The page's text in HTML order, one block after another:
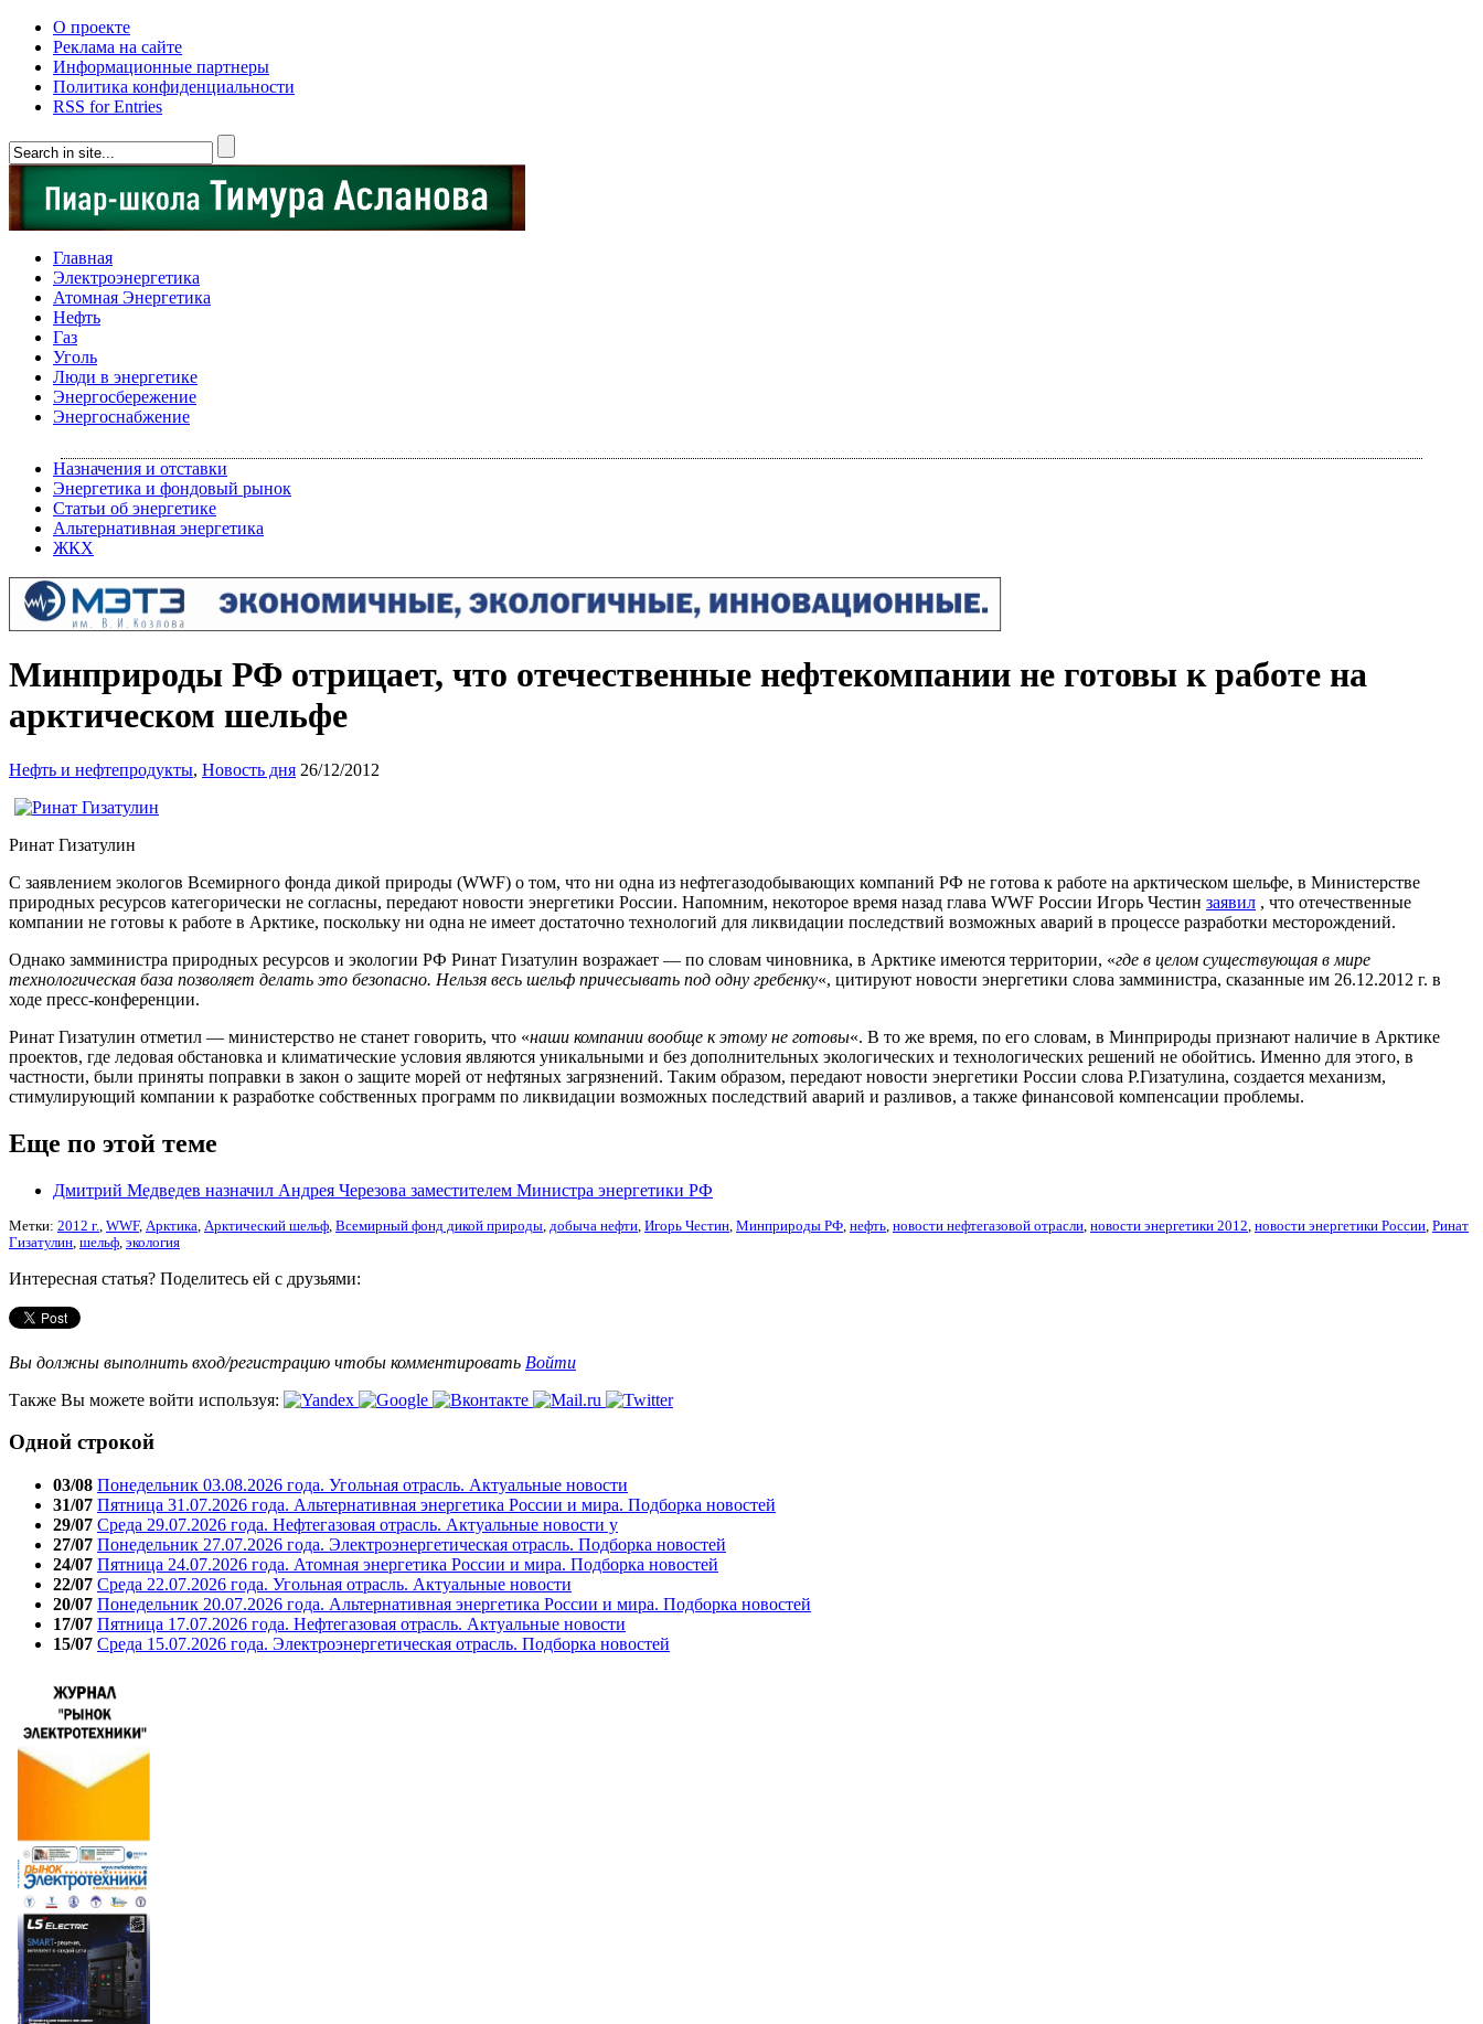
О проекте
Реклама на сайте
Информационные партнеры
Политика конфиденциальности
RSS for Entries
Главная
Электроэнергетика
Атомная Энергетика
Нефть
Газ
Уголь
Люди в энергетике
Энергосбережение
Энергоснабжение
Назначения и отставки
Энергетика и фондовый рынок
Статьи об энергетике
Альтернативная энергетика
ЖКХ
Минприроды РФ отрицает, что отечественные нефтекомпании не готовы к работе на
арктическом шельфе
Нефть и нефтепродукты, Новость дня 26/12/2012
Ринат Гизатулин
С заявлением экологов Всемирного фонда дикой природы (WWF) о том, что ни одна из нефтегазодобывающих компаний РФ не готова к работе на арктическом шельфе, в Министерстве
природных ресурсов категорически не согласны, передают новости энергетики России. Напомним, некоторое время назад глава WWF России Игорь Честин заявил , что отечественные
компании не готовы к работе в Арктике, поскольку ни одна не имеет достаточно технологий для ликвидации последствий возможных аварий в процессе разработки месторождений.
Однако замминистра природных ресурсов и экологии РФ Ринат Гизатулин возражает — по словам чиновника, в Арктике имеются территории, «где в целом существующая в мире
технологическая база позволяет делать это безопасно. Нельзя весь шельф причесывать под одну гребенку«, цитируют новости энергетики слова замминистра, сказанные им 26.12.2012 г. в
ходе пресс-конференции.
Ринат Гизатулин отметил — министерство не станет говорить, что «наши компании вообще к этому не готовы«. В то же время, по его словам, в Минприроды признают наличие в Арктике
проектов, где ледовая обстановка и климатические условия являются уникальными и без дополнительных экологических и технологических решений не обойтись. Именно для этого, в
частности, были приняты поправки в закон о защите морей от нефтяных загрязнений. Таким образом, передают новости энергетики России слова Р.Гизатулина, создается механизм,
стимулирующий компании к разработке собственных программ по ликвидации возможных последствий аварий и разливов, а также финансовой компенсации проблемы.
Еще по этой теме
Дмитрий Медведев назначил Андрея Черезова заместителем Министра энергетики РФ
Метки: 2012 г. WWF, Арктика Арктический шельф Всемирный фонд дикой природы добыча нефти Игорь Честин Минприроды РФ нефть новости нефтегазовой отрасли новости энергетики 2012 новости энергетики России Ринат
Гизатулин шельф экология
Интересная статья? Поделитесь ей с друзьями:
Вы должны выполнить вход/регистрацию чтобы комментировать Войти
Также Вы можете войти используя:
Одной строкой
03/08 Понедельник 03.08.2026 года. Угольная отрасль. Актуальные новости
31/07 Пятница 31.07.2026 года. Альтернативная энергетика России и мира. Подборка новостей
29/07 Среда 29.07.2026 года. Нефтегазовая отрасль. Актуальные новости у
27/07 Понедельник 27.07.2026 года. Электроэнергетическая отрасль. Подборка новостей
24/07 Пятница 24.07.2026 года. Атомная энергетика России и мира. Подборка новостей
22/07 Среда 22.07.2026 года. Угольная отрасль. Актуальные новости
20/07 Понедельник 20.07.2026 года. Альтернативная энергетика России и мира. Подборка новостей
17/07 Пятница 17.07.2026 года. Нефтегазовая отрасль. Актуальные новости
15/07 Среда 15.07.2026 года. Электроэнергетическая отрасль. Подборка новостей